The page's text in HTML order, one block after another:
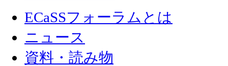
ECaSSフォーラムとは
ニュース
資料・読み物